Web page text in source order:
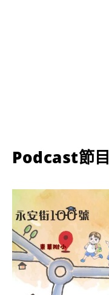
Podcast節目